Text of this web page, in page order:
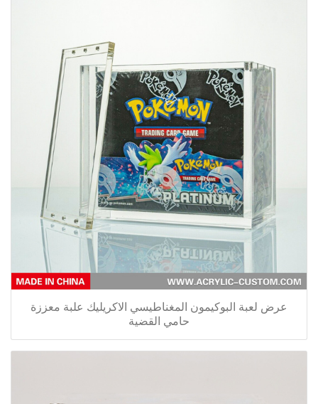
عرض لعبة البوكيمون المغناطيسي الاكريليك علبة معززة
حامي القضية